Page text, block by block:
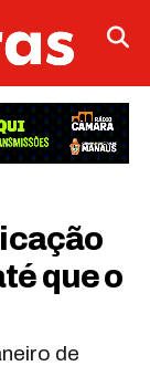
que o
de